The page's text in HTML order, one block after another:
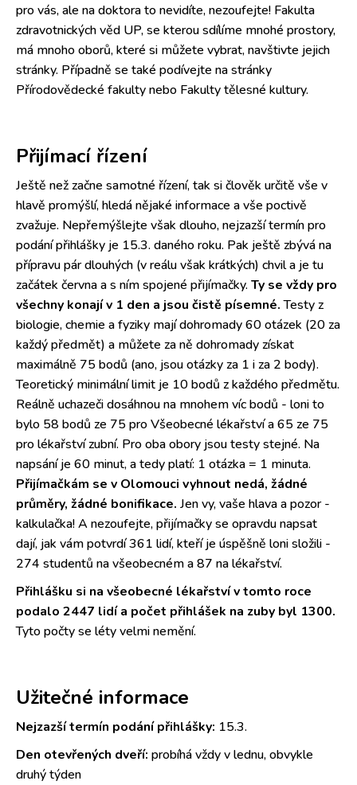
pro vás, ale na doktora to nevidíte, nezoufejte! Fakulta
zdravotnických věd UP, se kterou sdílíme mnohé prostory,
má mnoho oborů, které si můžete vybrat, navštivte jejich
stránky. Případně se také podívejte na stránky
Přírodovědecké fakulty nebo Fakulty tělesné kultury.
Přijímací řízení
Ještě než začne samotné řízení, tak si člověk určitě vše v
hlavě promýšlí, hledá nějaké informace a vše poctivě
zvažuje. Nepřemýšlejte však dlouho, nejzazší termín pro
podání přihlášky je 15.3. daného roku. Pak ještě zbývá na
přípravu pár dlouhých (v reálu však krátkých) chvil a je tu
začátek června a s ním spojené přijímačky. Ty se vždy pro
všechny konají v 1 den a jsou čistě písemné.Testy z
biologie, chemie a fyziky mají dohromady 60 otázek (20 za
každý předmět) a můžete za ně dohromady získat
maximálně 75 bodů (ano, jsou otázky za 1 i za 2 body).
Teoretický minimální limit je 10 bodů z každého předmětu.
Reálně uchazeči dosáhnou na mnohem víc bodů - loni to
bylo 58 bodů ze 75 pro Všeobecné lékařství a 65 ze 75
pro lékařství zubní. Pro oba obory jsou testy stejné. Na
napsání je 60 minut, a tedy platí: 1 otázka = 1 minuta.
Přijímačkám se v Olomouci vyhnout nedá, žádné
průměry, žádné bonifikace. Jen vy, vaše hlava a pozor -
kalkulačka! A nezoufejte, přijímačky se opravdu napsat
dají, jak vám potvrdí 361 lidí, kteří je úspěšně loni složili -
274 studentů na všeobecném a 87 na lékařství.
Přihlášku si na všeobecné lékařství v tomto roce
podalo 2447 lidí a počet přihlášek na zuby byl 1300.
Tyto počty se léty velmi nemění.
Užitečné informace
Nejzazší termín podání přihlášky: 15.3.
Den otevřených dveří: probíhá vždy v lednu, obvykle
druhý týden